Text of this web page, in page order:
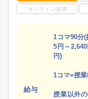
オンライン指導
給与
1コマ90分
5円～
円)
1コマ=授
授業以外